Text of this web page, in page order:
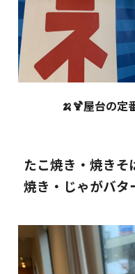
🍌🍹屋台の定
たこ焼き・焼き
焼き・じゃがバタ